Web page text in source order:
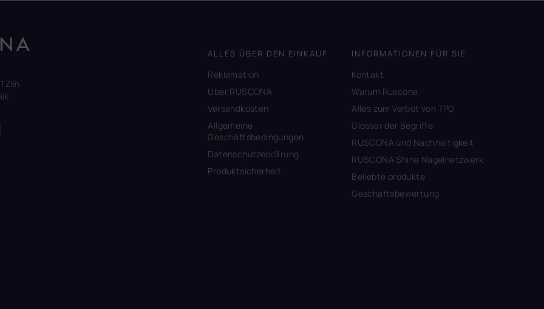
Zlín
ALLES ÜBER DEN EINKAUF
Reklamation
Uber RUSCONA
Versandkosten
Allgemeine
Geschäftsbedingungen
Datenschutzerklärung
Produktsicherheit
INFORMATIONEN FÜR SIE
Kontakt
Warum Ruscona
Alles zum Verbot von TPO
Glossar der Begriffe
RUSCONA und Nachhaltigkeit
RUSCONA Shine Nagelnetzwerk
Beliebte produkte
Geschäftsbewertung